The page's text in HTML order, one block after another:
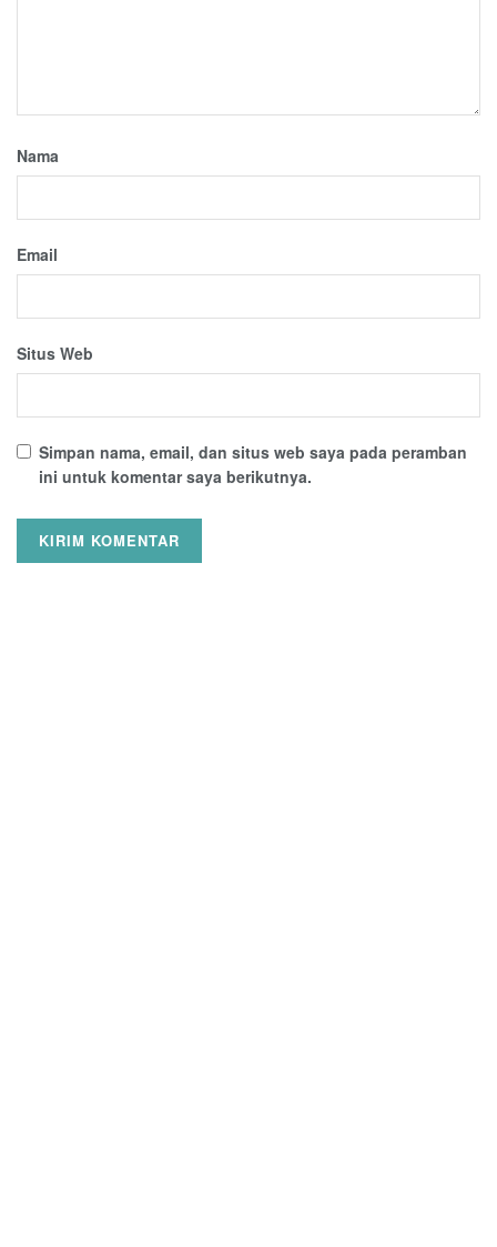
Nama
Email
Situs Web
Simpan nama, email, dan situs web saya pada peramban
ini untuk komentar saya berikutnya.